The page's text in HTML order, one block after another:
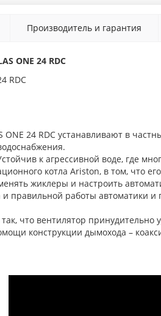
Производитель и гарантия
ONE 24 RDC
RDC
ONE 24 RDC устанавливают в
к агрессивной воде, где
котла Ariston, в том, что
жиклеры и настроить
правильной работы автоматики и
что вентилятор принудительно
конструкции дымохода –